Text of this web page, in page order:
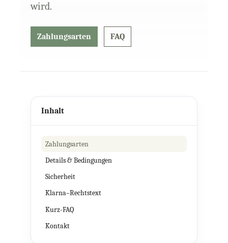
wird.
Zahlungsarten FAQ
Inhalt
Zahlungsarten
Details & Bedingungen
Sicherheit
Klarna–Rechtstext
Kurz-FAQ
Kontakt